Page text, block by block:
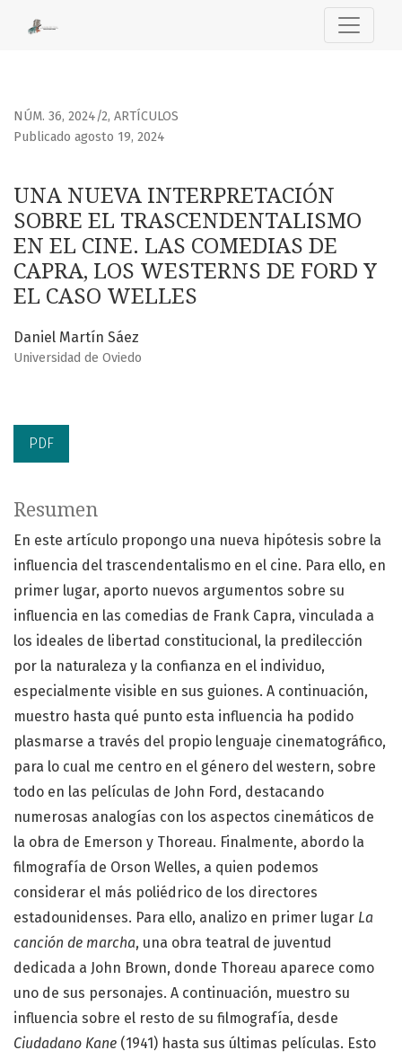
UNA NUEVA INTERPRETACIÓN SOBRE EL
NÚM. 36, 2024/2, ARTÍCULOS
UNA NUEVA INTERPRETACIÓN
SOBRE EL TRASCENDENTALISMO
EN EL CINE. LAS COMEDIAS DE
CAPRA, LOS WESTERNS DE FORD Y
EL CASO WELLES
Publicado agosto 19, 2024
Daniel Martín Sáez
Universidad de Oviedo
PDF
Resumen
En este artículo propongo una nueva hipótesis sobre la
influencia del trascendentalismo en el cine. Para ello, en
primer lugar, aporto nuevos argumentos sobre su
influencia en las comedias de Frank Capra, vinculada a
los ideales de libertad constitucional, la predilección
por la naturaleza y la confianza en el individuo,
especialmente visible en sus guiones. A continuación,
muestro hasta qué punto esta influencia ha podido
plasmarse a través del propio lenguaje cinematográfico,
para lo cual me centro en el género del western, sobre
todo en las películas de John Ford, destacando
numerosas analogías con los aspectos cinemáticos de
la obra de Emerson y Thoreau. Finalmente, abordo la
filmografía de Orson Welles, a quien podemos
considerar el más poliédrico de los directores
estadounidenses. Para ello, analizo en primer lugar La
canción de marcha, una obra teatral de juventud
dedicada a John Brown, donde Thoreau aparece como
uno de sus personajes. A continuación, muestro su
influencia sobre el resto de su filmografía, desde
Ciudadano Kane (1941) hasta sus últimas películas. Esto